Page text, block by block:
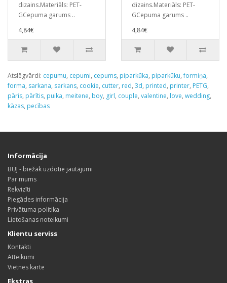
dizains.Materiāls: PET-
GCepuma garums ..
4,84€
dizains.Materiāls: PET-
GCepuma garums ..
4,84€
Atslēgvārdi: cepumu, cepumi, cepums, piparkūka, piparkūku,formiņa,
forma, sarkana, sarkans, cookie, cutter, red, 3d, printed, printer, PETG,
pāris, pārītis, puika, meitene, boy, girl, couple, valentine, love, wedding,
kāzas, pecības
Informācija
BUJ - biežāk uzdotie jautājumi
Par mums
Rekvizīti
Piegādes informācija
Privātuma politika
Lietošanas noteikumi
Klientu serviss
Kontakti
Atteikumi
Vietnes karte
Ekstras